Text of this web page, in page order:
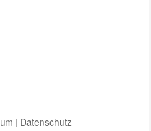
| Datenschutz